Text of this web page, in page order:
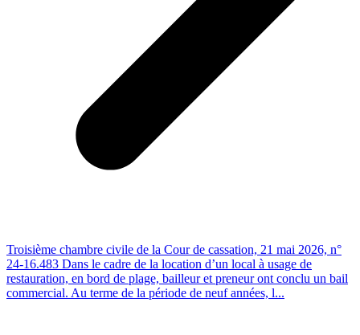
Troisième chambre civile de la Cour de cassation, 21 mai 2026, n°
24-16.483 Dans le cadre de la location d’un local à usage de
restauration, en bord de plage, bailleur et preneur ont conclu un bail
commercial. Au terme de la période de neuf années, l...